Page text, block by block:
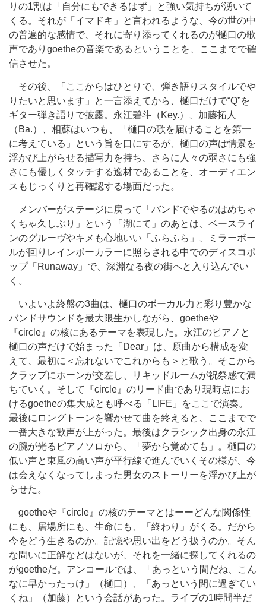
りの1割は「自分にもできるはず」と強い気持ちが湧いて
くる。それが「イマドキ」と言われるような、今の世の中
の普遍的な感情で、それに寄り添ってくれるのが樋口の歌
声でありgoetheの音楽であるということを、ここまでで確
信させた。
その後、「ここからはひとりで、弾き語りスタイルでや
りたいと思います」と一言添えてから、樋口だけで“Q”を
ギター弾き語りで披露。永江碧斗（Key.）、加藤拓人
（Ba.）、相蘇はいつも、「樋口の歌を届けることを第一
に考えている」という旨を口にするが、樋口の声は情景を
浮かび上がらせる描写力を持ち、さらに人々の弱さにも強
さにも優しくタッチする逸材であることを、オーディエン
スもじっくりと再確認する場面だった。
メンバーがステージに戻って「バンドでやるのはめちゃ
くちゃ久しぶり」という「湖にて」のあとは、ベースライ
ンのグルーヴやキメも心地いい「ふらふら」、ミラーボー
ルが回りレインボーカラーに照らされる中でのディスコポ
ップ「Runaway」で、深淵なる夜の街へと入り込んでい
く。
いよいよ終盤の3曲は、樋口のボーカル力と彩り豊かな
バンドサウンドを最大限生かしながら、goetheや
『circle』の核にあるテーマを表現した。永江のピアノと
樋口の声だけで始まった「Dear」は、原曲から構成を変
えて、最初に＜忘れないでこれからも＞と歌う。そこから
クラップにホーンが交差し、リキッドルームが祝祭感で満
ちていく。そして『circle』のリード曲であり現時点にお
けるgoetheの集大成とも呼べる「LIFE」をここで演奏。
最後にロングトーンを響かせて曲を終えると、ここまでで
一番大きな歓声が上がった。最後はクラシック出身の永江
の腕が光るピアノソロから、「夢から覚めても」。樋口の
低い声と東風の高い声が平行線で進んでいくその様が、今
は会えなくなってしまった男女のストーリーを浮かび上が
らせた。
goetheや『circle』の核のテーマとはーーどんな関係性
にも、居場所にも、生命にも、「終わり」がくる。だから
今をどう生きるのか。記憶や思い出をどう扱うのか。そん
な問いに正解などはないが、それを一緒に探してくれるの
がgoetheだ。アンコールでは、「あっという間だね、こん
なに早かったっけ」（樋口）、「あっという間に過ぎてい
くね」（加藤）という会話があった。ライブの1時間半だ